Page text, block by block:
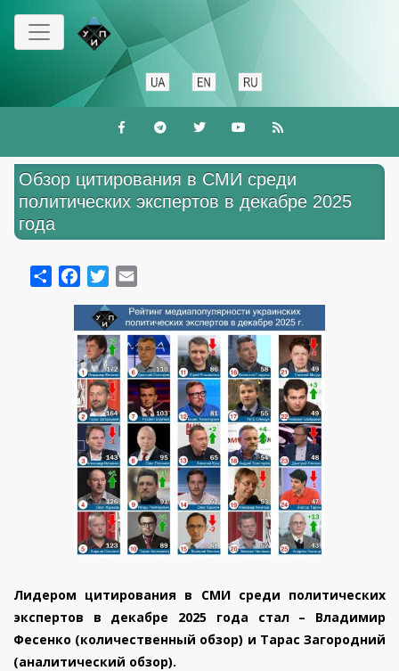
Skip
main
Обзор цитирования в СМИ среди
политических экспертов в декабре 2025
года
ShareFacebookTwitter
Лидером цитирования в СМИ среди политических
экспертов в декабре 2025 года стал – Владимир
Фесенко (количественный обзор) и Тарас Загородний
(аналитический обзор).